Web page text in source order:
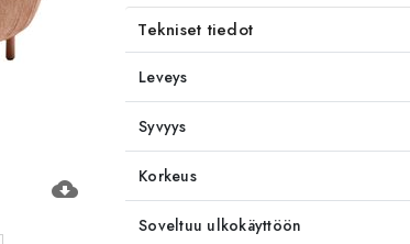
cloud_download
Tekniset tiedot
Leveys
Syvyys
Korkeus
Soveltuu ulkokäyttöön